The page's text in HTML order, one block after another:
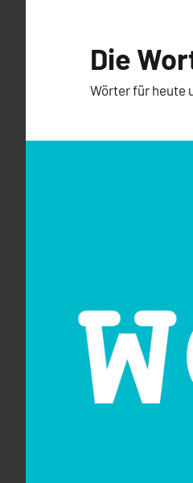
Die
Wörter für heute